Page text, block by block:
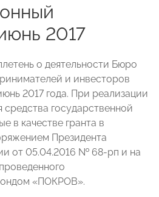
2017
о деятельности Бюро
и инвесторов
2017 года. При реализации
средства государственной
в качестве гранта в
Президента
от 05.04.2016 № 68-рп и на
«ПОКРОВ».